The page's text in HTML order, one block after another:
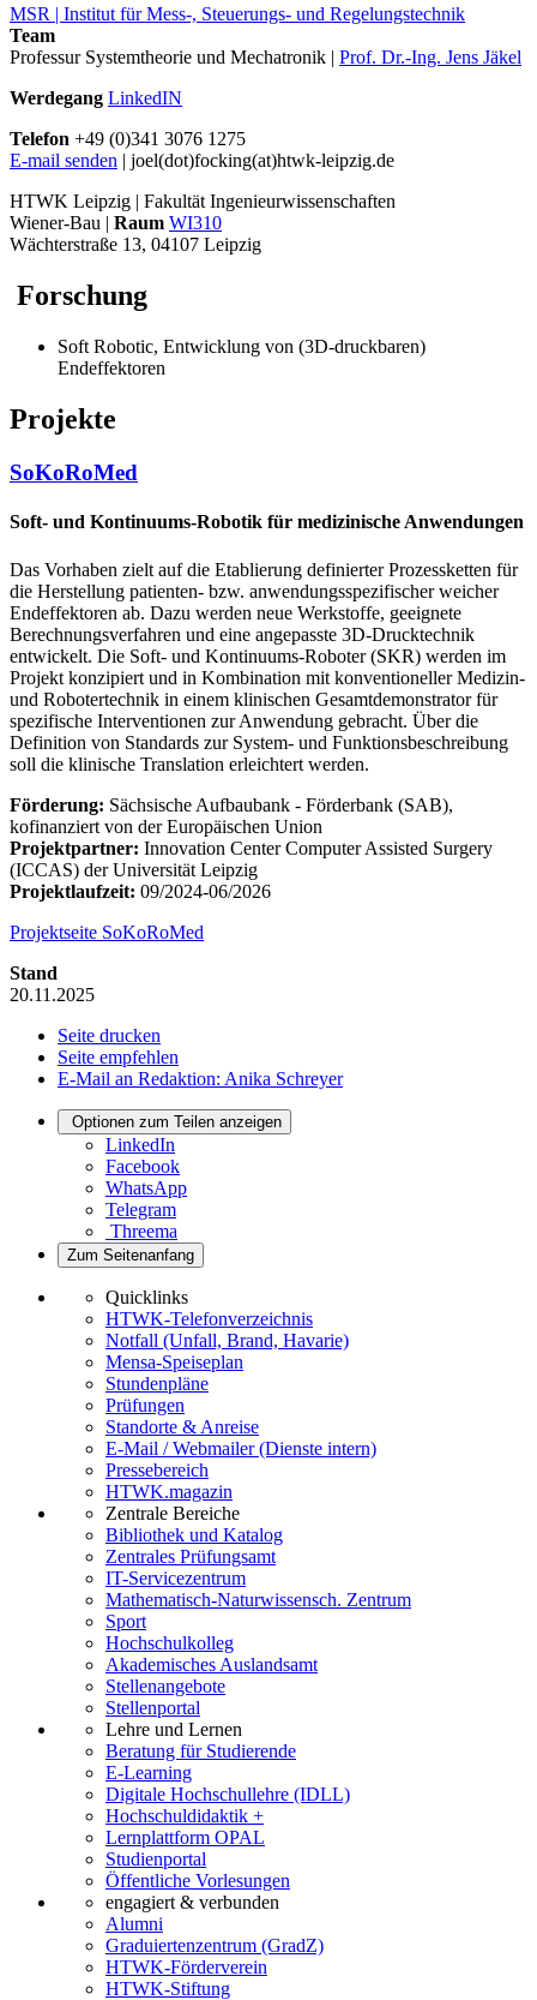
MSR | Institut für Mess-, Steuerungs- und Regelungstechnik
Team
Professur Systemtheorie und Mechatronik | Prof. Dr.-Ing. Jens Jäkel
Werdegang LinkedIN
Telefon +49 (0)341 3076 1275
E-mail senden | joel(dot)focking(at)htwk-leipzig.de
HTWK Leipzig | Fakultät Ingenieurwissenschaften
Wiener-Bau | Raum WI310
Wächterstraße 13, 04107 Leipzig
Forschung
Soft Robotic, Entwicklung von (3D-druckbaren)
Endeffektoren
Projekte
SoKoRoMed
Soft- und Kontinuums-Robotik für medizinische Anwendungen
Das Vorhaben zielt auf die Etablierung definierter Prozessketten für
die Herstellung patienten- bzw. anwendungsspezifischer weicher
Endeffektoren ab. Dazu werden neue Werkstoffe, geeignete
Berechnungsverfahren und eine angepasste 3D-Drucktechnik
entwickelt. Die Soft- und Kontinuums-Roboter (SKR) werden im
Projekt konzipiert und in Kombination mit konventioneller Medizin-
und Robotertechnik in einem klinischen Gesamtdemonstrator für
spezifische Interventionen zur Anwendung gebracht. Über die
Definition von Standards zur System- und Funktionsbeschreibung
soll die klinische Translation erleichtert werden.
Förderung: Sächsische Aufbaubank - Förderbank (SAB),
kofinanziert von der Europäischen Union
Projektpartner: Innovation Center Computer Assisted Surgery
(ICCAS) der Universität Leipzig
Projektlaufzeit: 09/2024-06/2026
Projektseite SoKoRoMed
Stand
20.11.2025
Seite drucken
Seite empfehlen
E-Mail an Redaktion: Anika Schreyer
Optionen zum Teilen anzeigen
LinkedIn
Facebook
WhatsApp
Telegram
Threema
Zum Seitenanfang
Quicklinks
HTWK-Telefonverzeichnis
Notfall (Unfall, Brand, Havarie)
Mensa-Speiseplan
Stundenpläne
Prüfungen
Standorte & Anreise
E-Mail / Webmailer (Dienste intern)
Pressebereich
HTWK.magazin
Zentrale Bereiche
Bibliothek und Katalog
Zentrales Prüfungsamt
IT-Servicezentrum
Mathematisch-Naturwissensch. Zentrum
Sport
Hochschulkolleg
Akademisches Auslandsamt
Stellenangebote
Stellenportal
Lehre und Lernen
Beratung für Studierende
E-Learning
Digitale Hochschullehre (IDLL)
Hochschuldidaktik +
Lernplattform OPAL
Studienportal
Öffentliche Vorlesungen
engagiert & verbunden
Alumni
Graduiertenzentrum (GradZ)
HTWK-Förderverein
HTWK-Stiftung